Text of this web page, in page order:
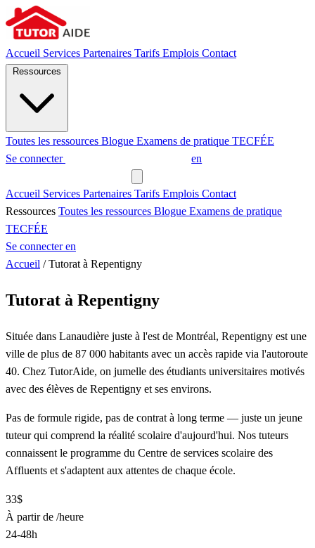
Accueil Services Partenaires Tarifs Emplois Contact
Toutes les ressources Blogue Examens de pratique TECFÉE
Se connecter
en
Accueil Services Partenaires Tarifs Emplois Contact
Ressources Toutes les ressources Blogue Examens de pratique
TECFÉE
Se connecteren
Accueil / Tutorat à Repentigny
Tutorat à Repentigny
Située dans Lanaudière juste à l'est de Montréal, Repentigny est une
ville de plus de 87 000 habitants avec un accès rapide via l'autoroute
40. Chez TutorAide, on jumelle des étudiants universitaires motivés
avec des élèves de Repentigny et ses environs.
Pas de formule rigide, pas de contrat à long terme — juste un jeune
tuteur qui comprend la réalité scolaire d'aujourd'hui. Nos tuteurs
connaissent le programme du Centre de services scolaire des
Affluents et s'adaptent aux attentes de chaque école.
33$
À partir de /heure
24-48h